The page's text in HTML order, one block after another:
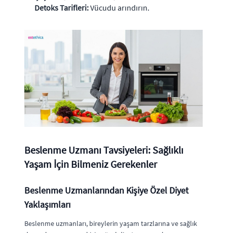
Detoks Tarifleri:Vücudu arındırın.
Beslenme Uzmanı Tavsiyeleri: Sağlıklı
Yaşam İçin Bilmeniz Gerekenler
Beslenme Uzmanlarından Kişiye Özel Diyet
Yaklaşımları
Beslenme uzmanları, bireylerin yaşam tarzlarına ve sağlık